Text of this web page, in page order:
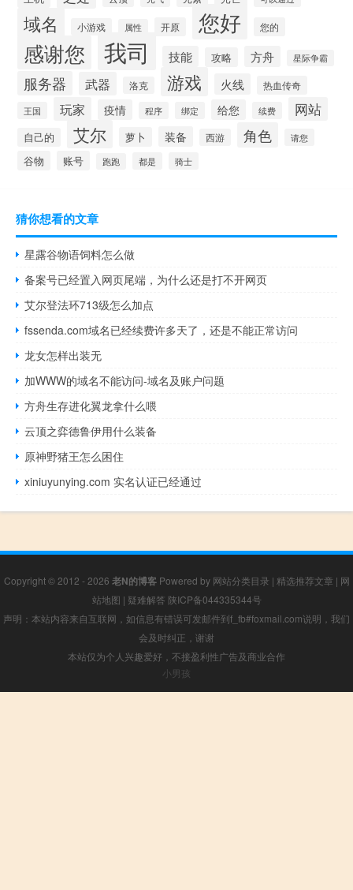
域名 小游戏 属性 开原 您好 您的
感谢您 我司 技能 攻略 方舟 星际争霸
服务器 武器 洛克 游戏 火线 热血传奇
王国 玩家 疫情 程序 绑定 给您 续费 网站
自己的 艾尔 萝卜 装备 西游 角色 请您
谷物 账号 跑跑 都是 骑士
猜你想看的文章
星露谷物语饲料怎么做
备案号已经置入网页尾端，为什么还是打不开网页
艾尔登法环713级怎么加点
fssenda.com域名已经续费许多天了，还是不能正常访问
龙女怎样出装无
加WWW的域名不能访问-域名及账户问题
方舟生存进化翼龙拿什么喂
云顶之弈德鲁伊用什么装备
原神野猪王怎么困住
xiniuyunying.com 实名认证已经通过
Copyright © 2012 - 2026 老N的博客Powered by 网站分类目录 | 精选推荐文章 | 网
站地图 | 疑难解答 陕ICP备044335344号
声明：本站内容来自互联网，如信息有错误可发邮件到f_fb#foxmail.com说明，我们
会及时纠正，谢谢
本站仅为个人兴趣爱好，不接盈利性广告及商业合作
小男孩